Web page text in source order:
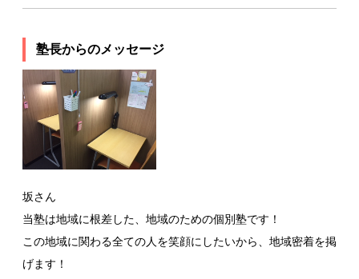
塾長からのメッセージ
坂さん
当塾は地域に根差した、地域のための個別塾です！
この地域に関わる全ての人を笑顔にしたいから、地域密着を掲
げます！